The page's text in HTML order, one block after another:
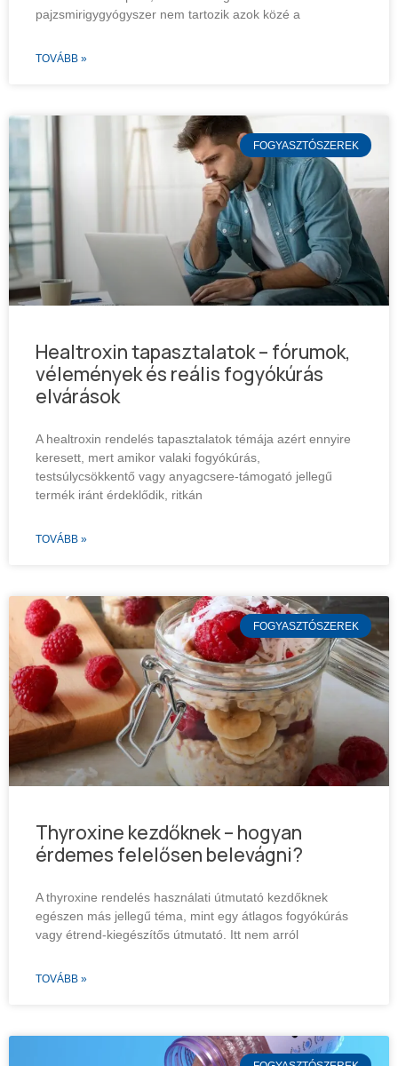
pajzsmirigygyógyszer nem tartozik azok közé a
TOVÁBB »
FOGYASZTÓSZEREK
Healtroxin tapasztalatok – fórumok,
vélemények és reális fogyókúrás
elvárások
A healtroxin rendelés tapasztalatok témája azért ennyire
keresett, mert amikor valaki fogyókúrás,
testsúlycsökkentő vagy anyagcsere-támogató jellegű
termék iránt érdeklődik, ritkán
TOVÁBB »
FOGYASZTÓSZEREK
Thyroxine kezdőknek – hogyan
érdemes felelősen belevágni?
A thyroxine rendelés használati útmutató kezdőknek
egészen más jellegű téma, mint egy átlagos fogyókúrás
vagy étrend-kiegészítős útmutató. Itt nem arról
TOVÁBB »